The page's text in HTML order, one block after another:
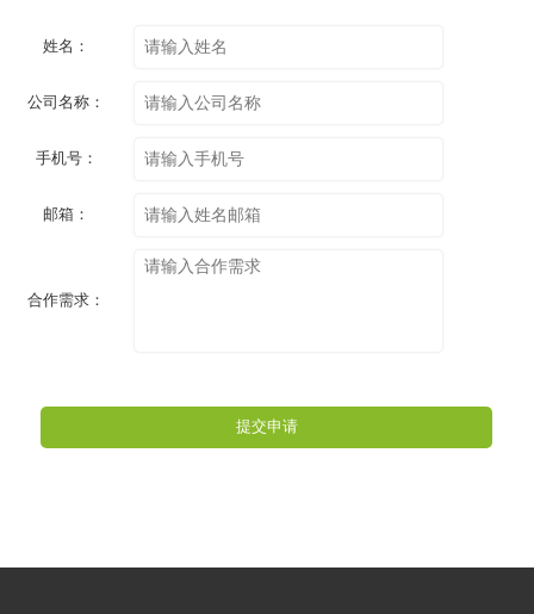
姓名：
公司名称：
手机号：
邮箱：
合作需求：